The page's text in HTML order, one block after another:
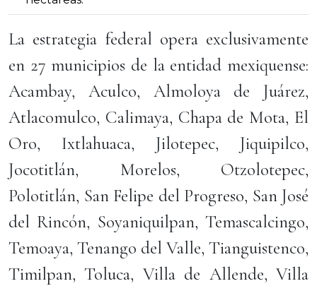
La estrategia federal opera exclusivamente
en 27 municipios de la entidad mexiquense:
Acambay, Aculco, Almoloya de Juárez,
Atlacomulco, Calimaya, Chapa de Mota, El
Oro, Ixtlahuaca, Jilotepec, Jiquipilco,
Jocotitlán, Morelos, Otzolotepec,
Polotitlán, San Felipe del Progreso, San José
del Rincón, Soyaniquilpan, Temascalcingo,
Temoaya, Tenango del Valle, Tianguistenco,
Timilpan, Toluca, Villa de Allende, Villa